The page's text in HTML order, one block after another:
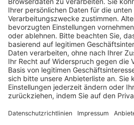
Trainerausbildung
Schulungsangebot Vereinsmitarbeiter
BFV-Geschäftsstellen
Trainerbörse
Login SpielPlus
FOLGE DEM BFV